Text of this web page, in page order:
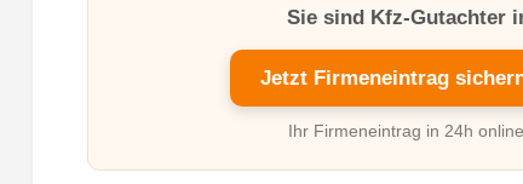
Sie sind Kfz-Gutachter
Jetzt Firmeneintrag
Ihr Firmeneintrag in 24h